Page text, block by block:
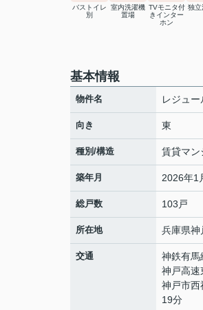
バストイレ
別
室内洗濯機
置場
TVモニタ付
きインター
ホン
独立
基本情報
物件名 レジュ
向き 東
種別/構造 賃貸マン
築年月 2026年1
総戸数 103戸
所在地 兵庫県神
交通 神鉄有馬
神戸高速
神戸市西
19分